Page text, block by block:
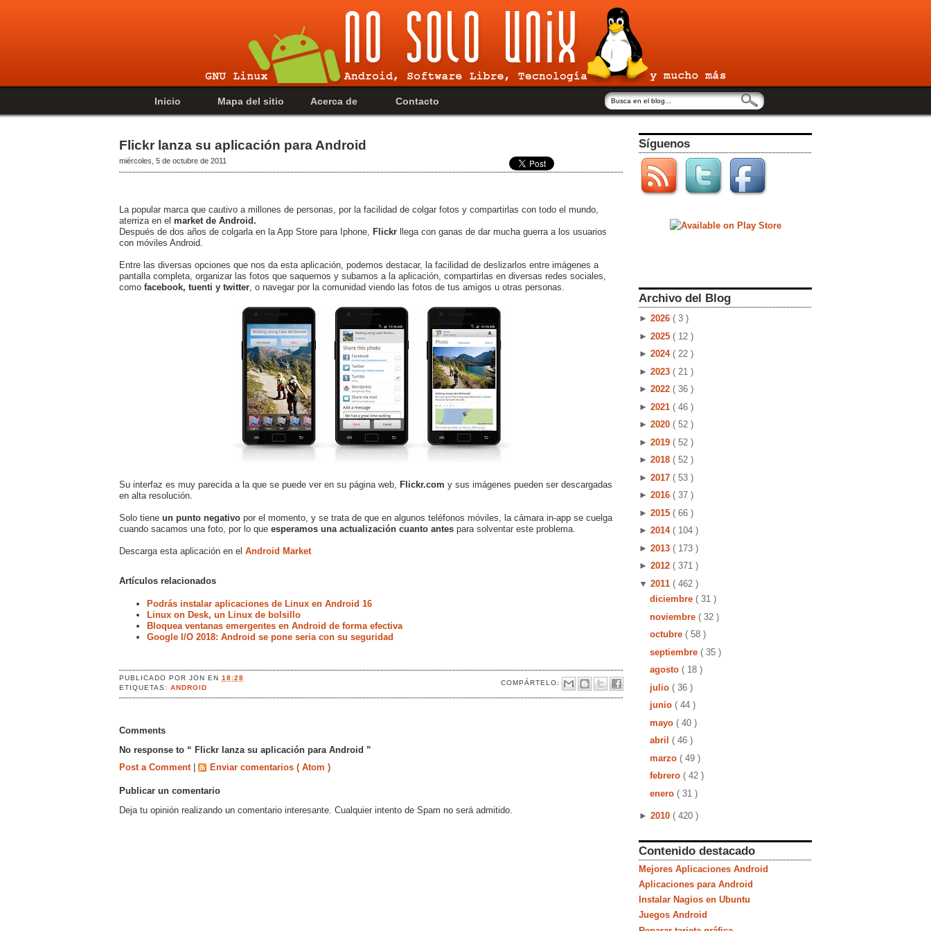
Inicio Mapa del sitio Acerca de Contacto
Flickr lanza su aplicación para Android
miércoles, 5 de octubre de 2011
La popular marca que cautivo a millones de personas, por la facilidad de colgar fotos y compartirlas con todo el mundo,
aterriza en el market de Android.
Después de dos años de colgarla en la App Store para Iphone, Flickr llega con ganas de dar mucha guerra a los usuarios
con móviles Android.
Entre las diversas opciones que nos da esta aplicación, podemos destacar, la facilidad de deslizarlos entre imágenes a
pantalla completa, organizar las fotos que saquemos y subamos a la aplicación, compartirlas en diversas redes sociales,
como facebook, tuenti y twitter , o navegar por la comunidad viendo las fotos de tus amigos u otras personas.
Su interfaz es muy parecida a la que se puede ver en su página web, Flickr.com y sus imágenes pueden ser descargadas
en alta resolución.
Solo tiene un punto negativo por el momento, y se trata de que en algunos teléfonos móviles, la cámara in-app se cuelga
cuando sacamos una foto, por lo que esperamos una actualización cuanto antes para solventar este problema.
Descarga esta aplicación en el Android Market
Artículos relacionados
Podrás instalar aplicaciones de Linux en Android 16
Linux on Desk, un Linux de bolsillo
Bloquea ventanas emergentes en Android de forma efectiva
Google I/O 2018: Android se pone seria con su seguridad
PUBLICADO PORJONEN18:28
COMPÁRTELO:
ETIQUETAS:ANDROID
Comments
No response to “ Flickr lanza su aplicación para Android ”
Post a Comment
Enviar comentarios ( Atom )
Publicar un comentario
Deja tu opinión realizando un comentario interesante. Cualquier intento de Spam no será admitido.
Síguenos
Archivo del Blog
► 2026 ( 3 )
► 2025 ( 12 )
► 2024 ( 22 )
► 2023 ( 21 )
► 2022 ( 36 )
► 2021 ( 46 )
► 2020 ( 52 )
► 2019 ( 52 )
► 2018 ( 52 )
► 2017 ( 53 )
► 2016 ( 37 )
► 2015 ( 66 )
► 2014 ( 104 )
► 2013 ( 173 )
► 2012 ( 371 )
▼ 2011 ( 462 )
diciembre ( 31 )
noviembre ( 32 )
octubre ( 58 )
septiembre ( 35 )
agosto ( 18 )
julio ( 36 )
junio ( 44 )
mayo ( 40 )
abril ( 46 )
marzo ( 49 )
febrero ( 42 )
enero ( 31 )
► 2010 ( 420 )
Contenido destacado
Mejores Aplicaciones Android
Aplicaciones para Android
Instalar Nagios en Ubuntu
Juegos Android